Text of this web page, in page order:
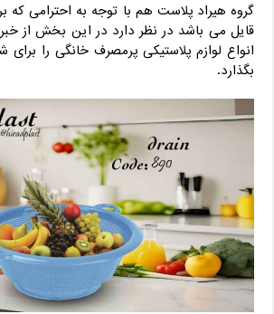
گروه هیراد پلاست هم با توجه به احترامی که
قایل می باشد در نظر دارد در این بخش از خبر
انواع لوازم پلاستیکی پرمصرف خانگی را برای
بگذارد.